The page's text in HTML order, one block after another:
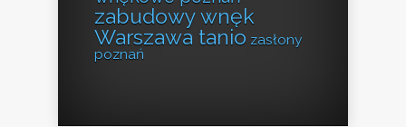
zabudowy wnęk
Warszawa tanio zasłony
poznań